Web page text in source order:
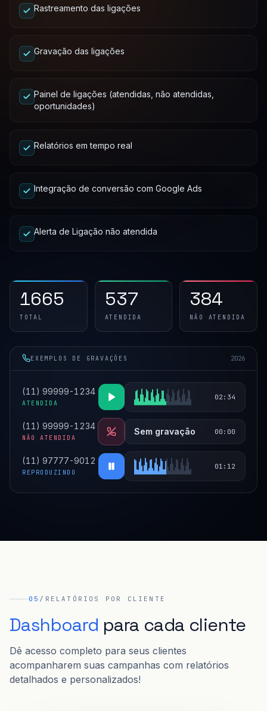
Rastreamento das ligações
Gravação das ligações
Painel de ligações (atendidas, não atendidas,
oportunidades)
Relatórios em tempo real
Integração de conversão com Google Ads
Alerta de Ligação não atendida
1665
TOTAL
537
ATENDIDA
384
NÃO ATENDIDA
EXEMPLOS DE GRAVAÇÕES 2026
(11) 99999-1234
ATENDIDA
02:34
(11) 99999-1234
NÃO ATENDIDA
Sem gravação 00:00
(11) 97777-9012
REPRODUZINDO
01:12
05 / RELATÓRIOS POR CLIENTE
Dashboard para cada cliente
Dê acesso completo para seus clientes
acompanharem suas campanhas com relatórios
detalhados e personalizados!